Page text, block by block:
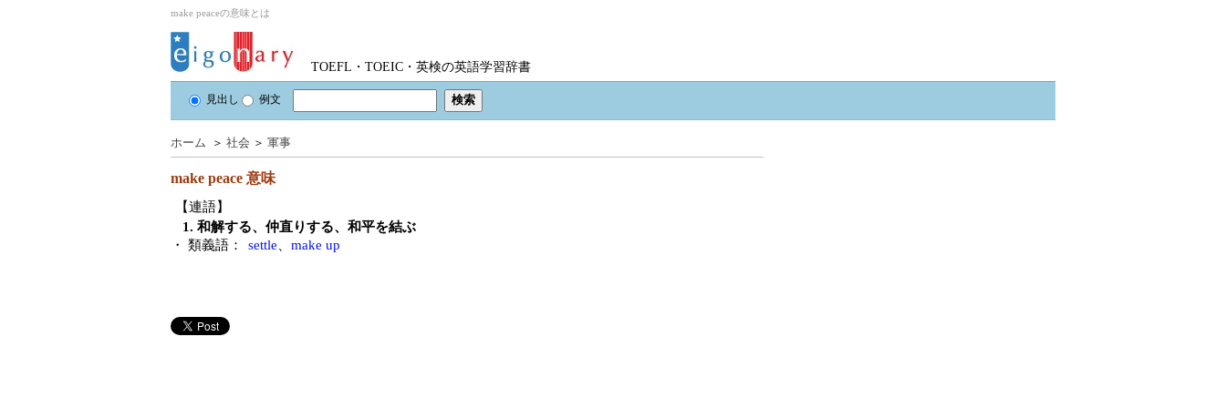
make peaceの意味とは
TOEFL・TOEIC・英検の英語学習辞書
見出し 例文
ホーム ＞ 社会 ＞ 軍事
make peace 意味
【連語】
1. 和解する、仲直りする、和平を結ぶ
・ 類義語：
settle make up